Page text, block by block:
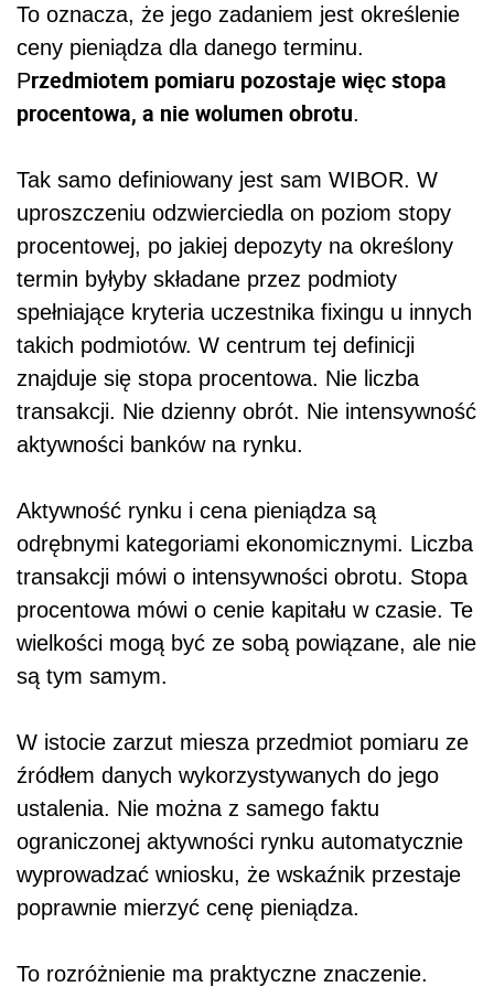
To oznacza, że jego zadaniem jest określenie
ceny pieniądza dla danego terminu.
Przedmiotem pomiaru pozostaje więc stopa
procentowa, a nie wolumen obrotu.
Tak samo definiowany jest sam WIBOR. W
uproszczeniu odzwierciedla on poziom stopy
procentowej, po jakiej depozyty na określony
termin byłyby składane przez podmioty
spełniające kryteria uczestnika fixingu u innych
takich podmiotów. W centrum tej definicji
znajduje się stopa procentowa. Nie liczba
transakcji. Nie dzienny obrót. Nie intensywność
aktywności banków na rynku.
Aktywność rynku i cena pieniądza są
odrębnymi kategoriami ekonomicznymi. Liczba
transakcji mówi o intensywności obrotu. Stopa
procentowa mówi o cenie kapitału w czasie. Te
wielkości mogą być ze sobą powiązane, ale nie
są tym samym.
W istocie zarzut miesza przedmiot pomiaru ze
źródłem danych wykorzystywanych do jego
ustalenia. Nie można z samego faktu
ograniczonej aktywności rynku automatycznie
wyprowadzać wniosku, że wskaźnik przestaje
poprawnie mierzyć cenę pieniądza.
To rozróżnienie ma praktyczne znaczenie.